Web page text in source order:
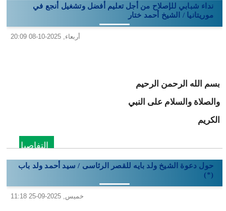
نداء شبابي للإصلاح من أجل تعليم أفضل وتشغيل أنجع في
موريتانيا / الشيخ أحمد ختار
أربعاء, 2025-10-08 20:09
بسم الله الرحمن الرحيم
والصلاة والسلام على النبي
الكريم
التفاصيل
حول دعوة الشيخ ولد بايه للقصر الرئاسى / سيد أحمد ولد باب
(*)
خميس, 2025-09-25 11:18